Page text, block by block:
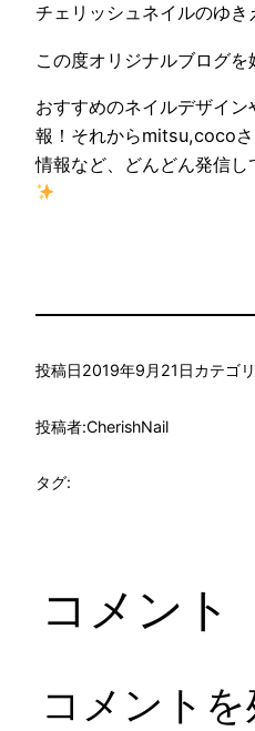
チェリッシュネイルのゆき
この度オリジナルブログを
おすすめのネイルデザイ
報！それからmitsu,coco
情報など、どんどん発信
投稿日2019年9月21日カテゴ
投稿者:CherishNail
タグ:
コメント
コメント